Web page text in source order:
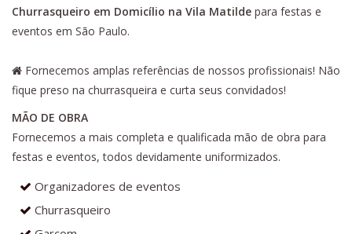
Churrasqueiro em Domicílio na Vila Matilde para festas e
eventos em São Paulo.
Fornecemos amplas referências de nossos profissionais! Não
fique preso na churrasqueira e curta seus convidados!
MÃO DE OBRA
Fornecemos a mais completa e qualificada mão de obra para
festas e eventos, todos devidamente uniformizados.
Organizadores de eventos
Churrasqueiro